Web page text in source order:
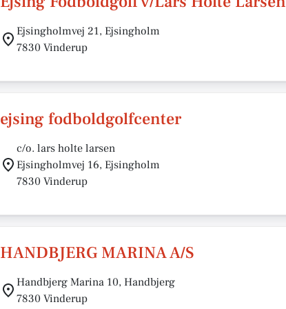
Ejsingholmvej 21, Ejsingholm
7830 Vinderup
ejsing fodboldgolfcenter
c/o. lars holte larsen
Ejsingholmvej 16, Ejsingholm
7830 Vinderup
HANDBJERG MARINA A/S
Handbjerg Marina 10, Handbjerg
7830 Vinderup